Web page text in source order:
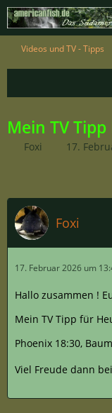
Videos und TV - Tipps
Mein TV
Foxi 17.
Foxi
17. Februar 2026 um
Hallo zusammen !
Mein TV Tipp für
Phoenix 18:30,
Viel Freude dann